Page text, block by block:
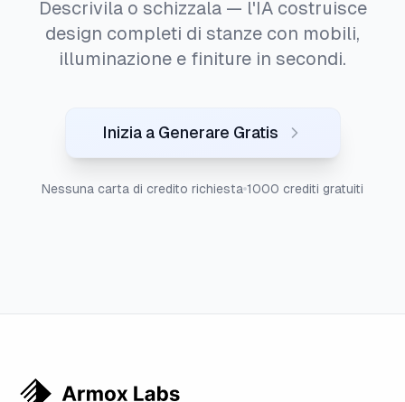
Descrivila o schizzala — l'IA costruisce
design completi di stanze con mobili,
illuminazione e finiture in secondi.
Inizia a Generare Gratis
Nessuna carta di credito richiesta 1000 crediti gratuiti